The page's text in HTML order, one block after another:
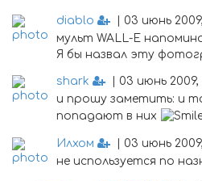
diablo
| 03 июнь
мульт WALL-E
Я бы назвал эту
shark
| 03 июнь 2009,
и прошу заметить: и
попадают в них
Илхом
| 03 июнь
не используется по